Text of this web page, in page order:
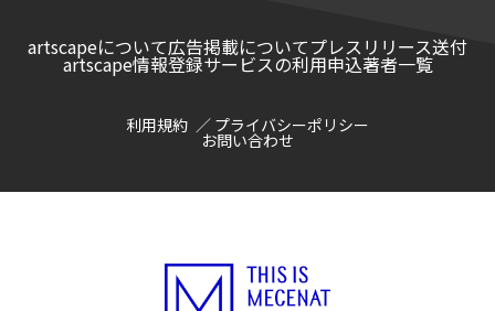
artscapeについて広告掲載についてプレスリリース送付
artscape情報登録サービスの利用申込著者一覧
利用規約 プライバシーポリシー
お問い合わせ